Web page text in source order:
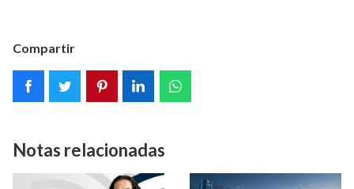
Compartir
Notas relacionadas